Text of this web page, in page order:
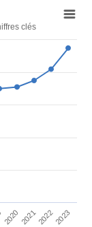
clés
2020 202120222023